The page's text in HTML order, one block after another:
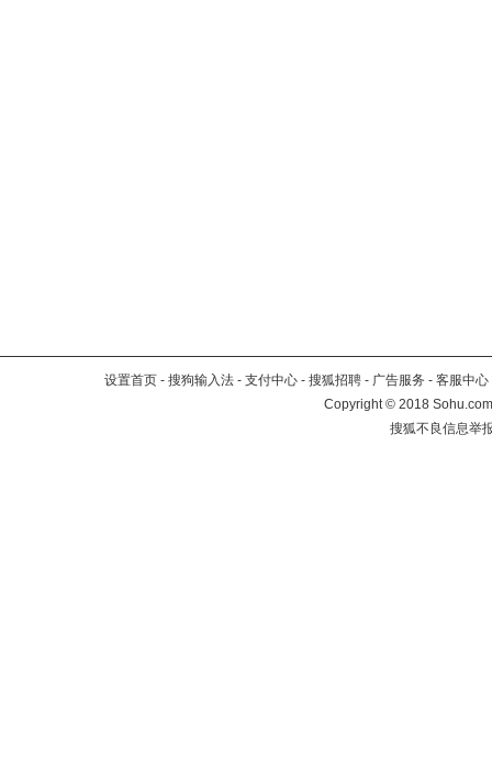
设置首页 - 搜狗输入法 - 支付中心 - 搜狐招聘 - 广告服务 - 客服中心
Copyright©2018
搜狐不良信息举